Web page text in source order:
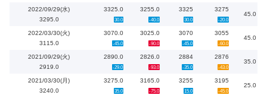
2022/09/29(水)
3295.0
3325.0
30.0
3255.0
-40.0
3325
30.0
3275
-20.0
45.0
2022/03/30(火)
3115.0
3070.0
-45.0
3025.0
-90.0
3070
-45.0
3055
-60.0
45.0
2021/09/29(火)
2919.0
2890.0
-29.0
2826.0
-93.0
2884
-35.0
2876
-43.0
35.0
2021/03/30(月)
3240.0
3275.0
35.0
3165.0
-75.0
3255
15.0
3195
-45.0
25.0